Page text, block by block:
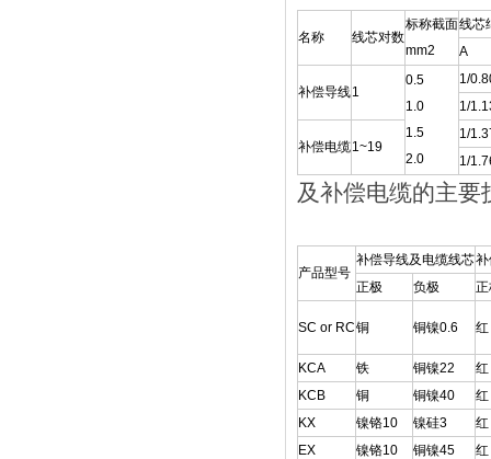
名称 线芯对数
标称截面
mm2
线芯
A
补偿导线1
0.5
1.0
1.5
2.0
1/
1/
补偿电缆1~19
1/
1/
及补偿电缆的主要
产品型号
补偿导线及电缆线芯
正极
负极
SC or RC铜 铜镍0.6 红
KCA 铁 铜镍22
红
KCB
铜 铜镍40
红
KX
镍铬10 镍硅3
红
EX
镍铬10 铜镍45
红